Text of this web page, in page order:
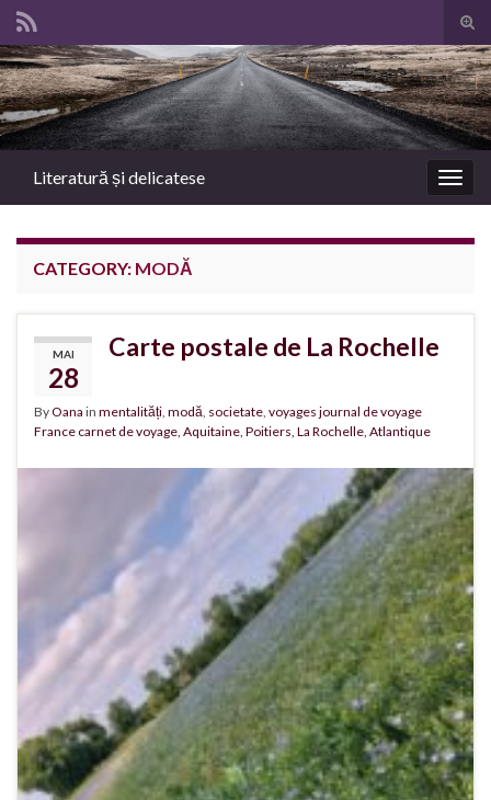
Search for:
Literatură și delicatese
CATEGORY: MODĂ
MAI
28
Carte postale de La Rochelle
ByOana in mentalități modă societate voyages journal de voyage
France carnet de voyage, Aquitaine, Poitiers, La Rochelle, Atlantique